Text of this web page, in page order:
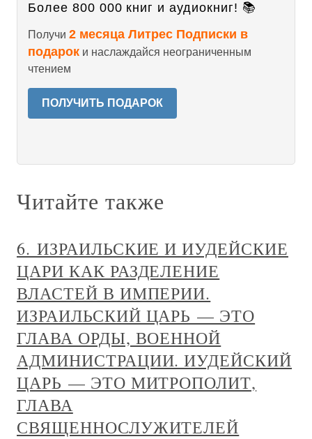
Более 800 000 книг и аудиокниг! 📚
Получи 2 месяца Литрес Подписки в
подарок и наслаждайся неограниченным
чтением
ПОЛУЧИТЬ ПОДАРОК
Читайте также
6. ИЗРАИЛЬСКИЕ И ИУДЕЙСКИЕ
ЦАРИ КАК РАЗДЕЛЕНИЕ
ВЛАСТЕЙ В ИМПЕРИИ.
ИЗРАИЛЬСКИЙ ЦАРЬ — ЭТО
ГЛАВА ОРДЫ, ВОЕННОЙ
АДМИНИСТРАЦИИ. ИУДЕЙСКИЙ
ЦАРЬ — ЭТО МИТРОПОЛИТ,
ГЛАВА
СВЯЩЕННОСЛУЖИТЕЛЕЙ